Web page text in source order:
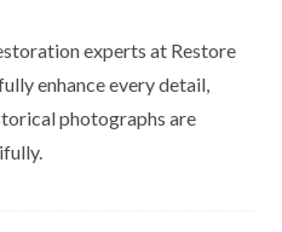
experts at Restore
enhance every detail,
photographs are